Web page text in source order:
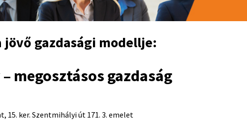
jövő gazdasági modellje:
megosztásos gazdaság
15. ker. Szentmihályi út 171. 3. emelet